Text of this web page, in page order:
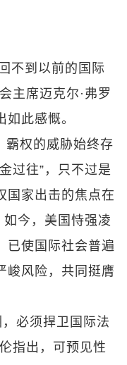
不到以前的国际
主席迈克尔·弗罗
此感慨。
霸权的威胁始终存
过往”，只不过是
国家出击的焦点在
如今，美国恃强凌
已使国际社会普遍
峻风险，共同挺膺
，必须捍卫国际法
指出，可预见性